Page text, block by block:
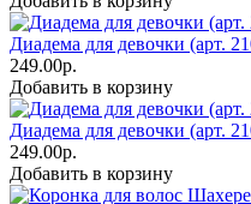
Диадема для девочки (арт.
249.00р.
Добавить в корзину
Диадема для девочки (арт.
249.00р.
Добавить в корзину